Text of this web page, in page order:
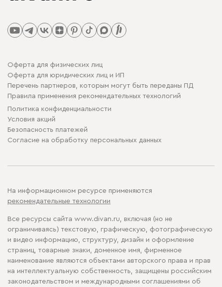
Оферта для физических лиц
Оферта для юридических лиц и ИП
Перечень партнеров, которым могут быть переданы ПД
Правила применения рекомендательных технологий
Политика конфиденциальности
Условия акций
Безопасность платежей
Cогласие на обработку персональных данных
На информационном ресурсе применяются
рекомендательные технологии
Все ресурсы сайта www.divan.ru, включая (но не
ограничиваясь) текстовую, графическую, фотографическую
и видео информацию, структуру, дизайн и оформление
страниц, товарные знаки, доменное имя, фирменное
наименование являются объектами авторского права и прав
на интеллектуальную собственность, защищены российским
законодательством и международными соглашениями об